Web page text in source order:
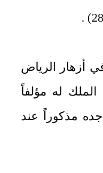
أزهار الرياض
عبد الملك له مؤلفاً
مذكوراً عند